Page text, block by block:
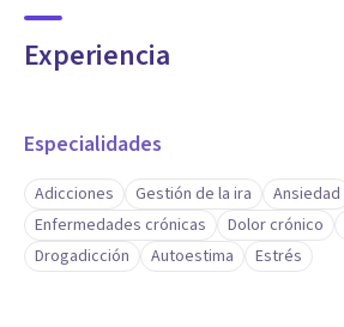
Experiencia
Especialidades
Adicciones Gestión de la ira
Ansiedad
Enfermedades crónicas
Dolor crónico
Drogadicción
Autoestima Estrés